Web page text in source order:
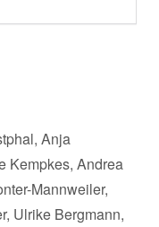
Anja
Kempkes, Andrea
Mannweiler,
Ulrike Bergmann,